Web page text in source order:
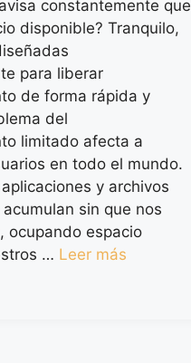
constantemente que
disponible? Tranquilo,
para liberar
de forma rápida y
del
limitado afecta a
en todo el mundo.
y archivos
sin que nos
ocupando espacio
… Leer más